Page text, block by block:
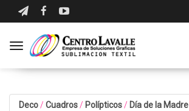
Toggle navigation
Deco / Cuadros / Polípticos / Día de la Madre